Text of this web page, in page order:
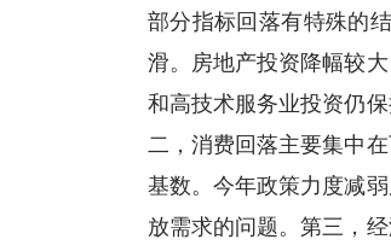
部分指标回落有特殊的
滑。房地产投资降幅较
和高技术服务业投资仍
二，消费回落主要集中
基数。今年政策力度减
放需求的问题。第三，